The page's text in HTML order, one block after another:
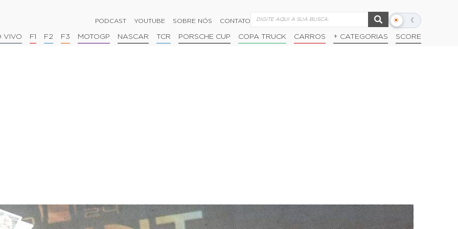
PODCAST YOUTUBE SOBRE NÓS CONTATO ☀ ☾
Alternar
escuro
VIVO F1 F2 F3 MOTOGP NASCAR TCR PORSCHE CUP COPA TRUCK CARROS + CATEGORIAS SCORE